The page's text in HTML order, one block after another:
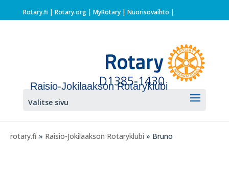
Rotary.fi | Rotary.org| MyRotary | Nuorisovaihto |
Raisio-Jokilaakson Rotaryklubi
Valitse sivu
rotary.fi » Raisio-Jokilaakson Rotaryklubi » Bruno